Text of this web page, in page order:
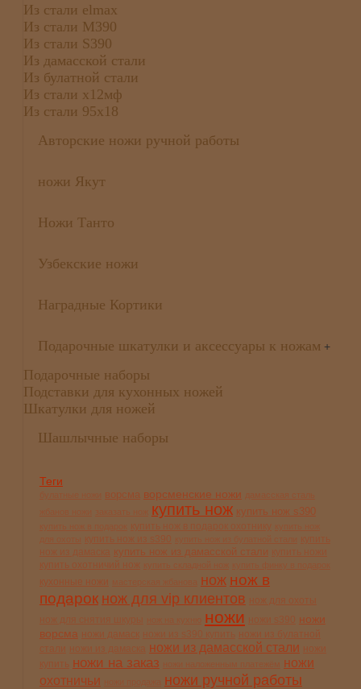
Из стали elmax
Из стали М390
Из стали S390
Из дамасской стали
Из булатной стали
Из стали х12мф
Из стали 95х18
Авторские ножи ручной работы
ножи Якут
Ножи Танто
Узбекские ножи
Наградные Кортики
Подарочные шкатулки и аксессуары к ножам +
Подарочные наборы
Подставки для кухонных ножей
Шкатулки для ножей
Шашлычные наборы
Теги
ворсма ворсменские ножи
купить нож купить нож s390
купить нож из дамасской стали
купить охотничий нож
кухонные ножи нож нож в
подарок нож для vip клиентов нож для охоты
ножи
ножи
ворсма
ножи дамаск
ножи из булатной
стали
ножи из дамасской стали
ножи
купить
ножи на заказ
ножи
охотничьи
ножи ручной работы